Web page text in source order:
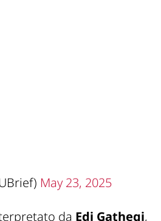
May 23, 2025
da Edi Gathegi,